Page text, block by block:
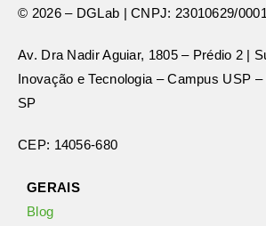
© 2026 – DGLab | CNPJ: 23010629/
Av. Dra Nadir Aguiar, 1805 – Prédio 2 |
Inovação e Tecnologia – Campus USP
SP
CEP: 14056-680
GERAIS
Blog